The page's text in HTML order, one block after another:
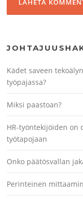
Kädet saveen
työpajassa?
Miksi paastoan?
HR-työntekijöiden
työtapojaan
Onko päätösvallan
Perinteinen